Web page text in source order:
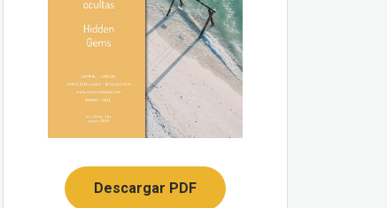
Descargar PDF